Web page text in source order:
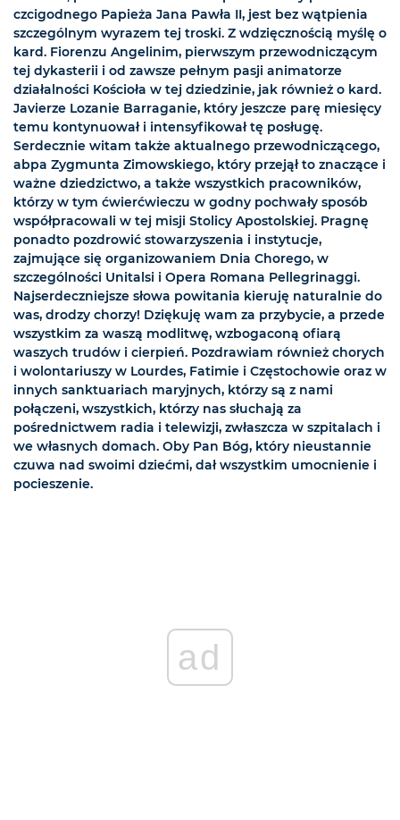
czcigodnego Papieża Jana Pawła II, jest bez wątpienia
szczególnym wyrazem tej troski. Z wdzięcznością myślę o
kard. Fiorenzu Angelinim, pierwszym przewodniczącym
tej dykasterii i od zawsze pełnym pasji animatorze
działalności Kościoła w tej dziedzinie, jak również o kard.
Javierze Lozanie Barraganie, który jeszcze parę miesięcy
temu kontynuował i intensyfikował tę posługę.
Serdecznie witam także aktualnego przewodniczącego,
abpa Zygmunta Zimowskiego, który przejął to znaczące i
ważne dziedzictwo, a także wszystkich pracowników,
którzy w tym ćwierćwieczu w godny pochwały sposób
współpracowali w tej misji Stolicy Apostolskiej. Pragnę
ponadto pozdrowić stowarzyszenia i instytucje,
zajmujące się organizowaniem Dnia Chorego, w
szczególności Unitalsi i Opera Romana Pellegrinaggi.
Najserdeczniejsze słowa powitania kieruję naturalnie do
was, drodzy chorzy! Dziękuję wam za przybycie, a przede
wszystkim za waszą modlitwę, wzbogaconą ofiarą
waszych trudów i cierpień. Pozdrawiam również chorych
i wolontariuszy w Lourdes, Fatimie i Częstochowie oraz w
innych sanktuariach maryjnych, którzy są z nami
połączeni, wszystkich, którzy nas słuchają za
pośrednictwem radia i telewizji, zwłaszcza w szpitalach i
we własnych domach. Oby Pan Bóg, który nieustannie
czuwa nad swoimi dziećmi, dał wszystkim umocnienie i
pocieszenie.
ad